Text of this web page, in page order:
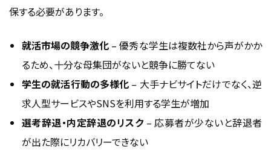
保する必要があります。
就活市場の競争激化 – 優秀な学生は複数社から声がかか
るため、十分な母集団がないと競争に勝てない
学生の就活行動の多様化 – 大手ナビサイトだけでなく、逆
求人型サービスやSNSを利用する学生が増加
選考辞退・内定辞退のリスク– 応募者が少ないと辞退者
が出た際にリカバリーできない